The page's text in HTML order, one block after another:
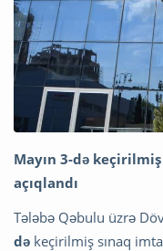
Mayın 3-də
açıqlandı
Tələbə Qəbulu üzrə
də keçirilmiş sınaq